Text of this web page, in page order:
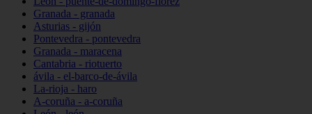
Granada - granada
Asturias - gijón
Pontevedra - pontevedra
Granada - maracena
Cantabria - riotuerto
ávila - el-barco-de-ávila
La-rioja - haro
A-coruña - a-coruña